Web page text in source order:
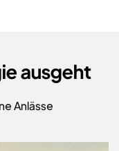
ausgeht
Anlässe